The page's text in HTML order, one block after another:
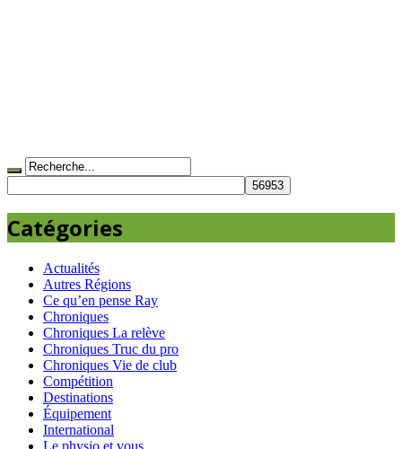
Catégories
Actualités
Autres Régions
Ce qu’en pense Ray
Chroniques
Chroniques La relève
Chroniques Truc du pro
Chroniques Vie de club
Compétition
Destinations
Équipement
International